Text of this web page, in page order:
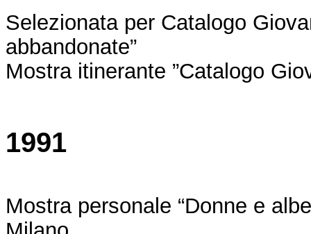
Selezionata per Catalogo
abbandonate”
Mostra itinerante ”Catalogo
1991
Mostra personale “Donne e